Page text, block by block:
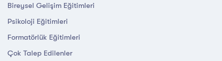
Bireysel Gelişim Eğitimleri
Psikoloji Eğitimleri
Formatörlük Eğitimleri
Çok Talep Edilenler